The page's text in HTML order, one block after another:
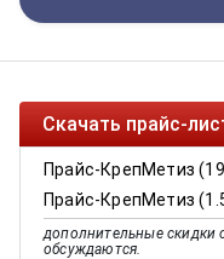
Скачать прайс-
Прайс-КрепМетиз
Прайс-КрепМетиз
дополнительные скидки
обсуждаются.